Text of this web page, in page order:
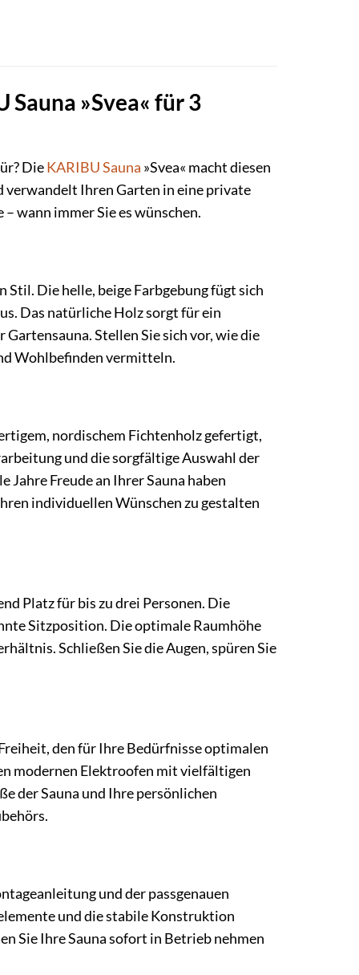
»Svea« für 3
DieKARIBUSauna »Svea« macht diesen
verwandelt Ihren Garten in eine private
wann immer Sie es wünschen.
Stil. Die helle, beige Farbgebung fügt sich
Das natürliche Holz sorgt für ein
Stellen Sie sich vor, wie die
Wohlbefinden vermitteln.
nordischem Fichtenholz gefertigt,
und die sorgfältige Auswahl der
Jahre Freude an Ihrer Sauna haben
individuellen Wünschen zu gestalten
Platz für bis zu drei Personen. Die
Sitzposition. Die optimale Raumhöhe
Schließen Sie die Augen, spüren Sie
den für Ihre Bedürfnisse optimalen
modernen Elektroofen mit vielfältigen
der Sauna und Ihre persönlichen
und der passgenauen
und die stabile Konstruktion
Sie Ihre Sauna sofort in Betrieb nehmen